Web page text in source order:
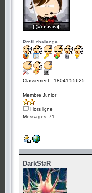
Profil challenge
Classement : 18041/55625
Membre Junior
Hors ligne
Messages: 71
DarkStaR